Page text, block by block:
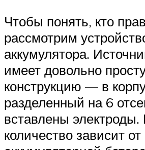
Чтобы понять, кто
рассмотрим
аккумулятора.
имеет довольно
конструкцию — в
разделенный на 6
вставлены электроды.
количество зависит